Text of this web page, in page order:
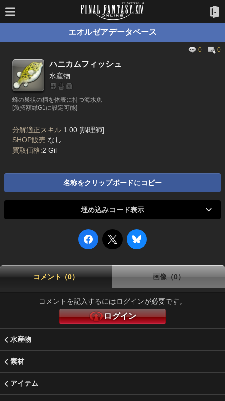
エオルゼアデータベース
0 0
ハニカムフィッシュ
水産物
蜂の巣状の柄を体表に持つ海水魚
[魚拓額縁G1に設定可能]
分解適正スキル:1.00 [調理師]
SHOP販売:なし
買取価格:2 Gil
名称をクリップボードにコピー
埋め込みコード表示
コメント（0） 画像（0）
コメントを記入するにはログインが必要です。
ログイン
水産物
素材
アイテム